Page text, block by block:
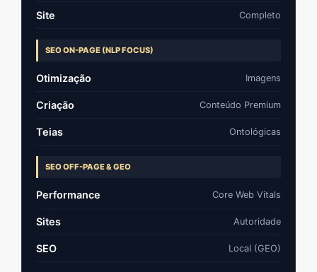
Site Completo
SEO ON-PAGE (NLP FOCUS)
Otimização Imagens
Criação Conteúdo Premium
Teias Ontológicas
SEO OFF-PAGE & GEO
Performance Core Web Vitals
Sites Autoridade
SEO Local (GEO)